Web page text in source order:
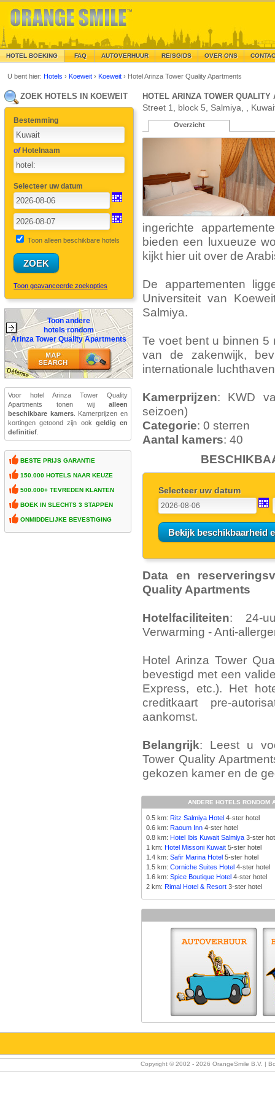
HOTEL BOEKING FAQ AUTOVERHUUR REISGIDS OVER ONS
U bent hier:Hotels›Koeweit›Koeweit› Hotel Arinza Tower Quality Apartments
ZOEK HOTELS IN KOEWEIT
Bestemming
ofHotelnaam
Selecteer uw datum
Toon alleen beschikbare hotels
Toon geavanceerde zoekopties
Toon andere
hotels rondom
Arinza Tower Quality Apartments
Voor hotel Arinza Tower Quality
Apartments tonen wij alleen
beschikbare kamers. Kamerprijzen en
kortingen getoond zijn ook geldig en
definitief
BESTE PRIJS GARANTIE
150.000 HOTELS NAAR KEUZE
500.000+ TEVREDEN KLANTEN
BOEK IN SLECHTS 3 STAPPEN
ONMIDDELIJKE BEVESTIGING
HOTEL ARINZA TOWER QUALITY
Street 1, block 5, Salmiya, ,
Overzicht
ingerichte
bieden een luxueuze
kijkt hier uit over de
De appartementen
Universiteit van
Salmiya.
Te voet bent u binnen 5
van de zakenwijk,
internationale
Kamerprijzen: KWD
seizoen)
Categorie: 0 sterren
Aantal kamers: 40
Selecteer uw datum
Data en
Quality Apartments
Hotelfaciliteiten: 24-
Verwarming - Anti-
Hotel Arinza Tower
bevestigd met een
Express, etc.). Het
creditkaart pre-
aankomst.
Belangrijk: Leest u
Tower Quality
gekozen kamer en de
ANDERE HOTELS RONDOM
0.5 km:Ritz Salmiya Hotel 4-ster hotel
0.6 km:Raoum Inn 4-ster hotel
0.8 km:Hotel Ibis Kuwait Salmiya 3-ster
1 km:Hotel Missoni Kuwait 5-ster hotel
1.4 km:Safir Marina Hotel 5-ster hotel
1.5 km:Corniche Suites Hotel 4-ster hotel
1.6 km:Spice Boutique Hotel 4-ster hotel
2 km:Rimal Hotel & Resort 3-ster hotel
Copyright © 2002 - 2026 OrangeSmile B.V. |